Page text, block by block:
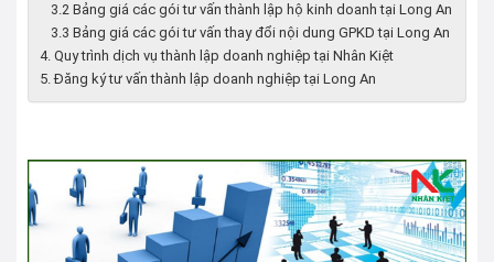
3.2 Bảng giá các gói tư vấn thành lập hộ kinh doanh tại Long An
3.3 Bảng giá các gói tư vấn thay đổi nội dung GPKD tại Long An
4. Quy trình dịch vụ thành lập doanh nghiệp tại Nhân Kiệt
5. Đăng ký tư vấn thành lập doanh nghiệp tại Long An